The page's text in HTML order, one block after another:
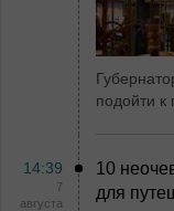
подойти к
14:39
7
августа
10
для